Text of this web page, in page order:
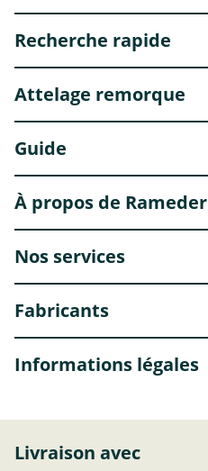
Recherche rapide
Attelage remorque
Guide
À propos de Rameder
Nos services
Fabricants
Informations légales
Livraison avec